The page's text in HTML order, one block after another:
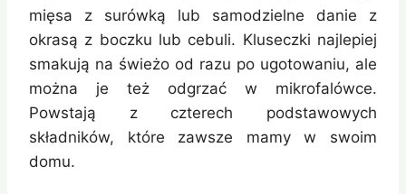
mięsa z surówką lub samodzielne danie z
okrasą z boczku lub cebuli. Kluseczki najlepiej
smakują na świeżo od razu po ugotowaniu, ale
można je też odgrzać w mikrofalówce.
Powstają z czterech podstawowych
składników, które zawsze mamy w swoim
domu.